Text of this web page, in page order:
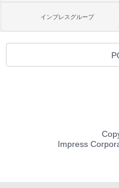
インプレスグループ
Impress